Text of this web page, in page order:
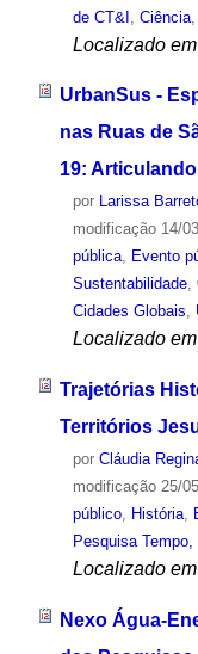
de CT&I Ciência,
Localizado em
UrbanSus -
nas Ruas de
19:
por Larissa
modificação14/
pública, Evento
Sustentabilidade,
Cidades Globais,
Localizado em
Trajetórias
Territórios
por Cláudia
modificação25/
público, História,
Pesquisa
Localizado em
Nexo Água-